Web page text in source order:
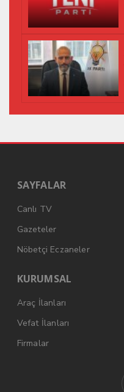
SAYFALAR
Canlı TV
Gazeteler
Nöbetçi Eczaneler
KURUMSAL
Araç İlanları
Vefat İlanları
Firmalar